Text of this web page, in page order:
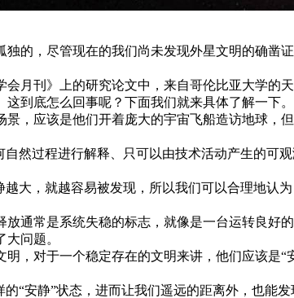
独的，尽管现在的我们尚未发现外星文明的确凿
月刊》上的研究论文中，来自哥伦比亚大学的
到底怎么回事呢？下面我们就来具体了解一下。
，应该是他们开着庞大的宇宙飞船造访地球，
然过程进行解释、只可以由技术活动产生的可
大，就越容易被发现，所以我们可以合理地认
通常是系统失稳的标志，就像是一台运转良好
问题。
，对于一个稳定存在的文明来讲，他们应该是
“安静”状态，进而让我们遥远的距离外，也能